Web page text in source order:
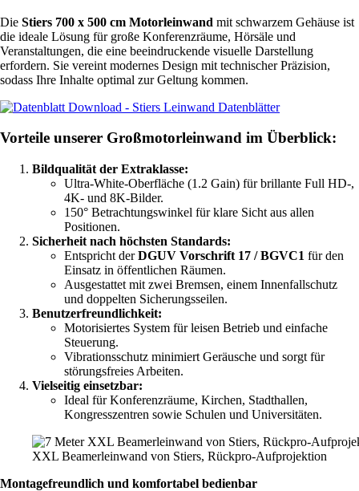
Die Stiers 700 x 500 cm Motorleinwand mit schwarzem Gehäuse ist
die ideale Lösung für große Konferenzräume, Hörsäle und
Veranstaltungen, die eine beeindruckende visuelle Darstellung
erfordern. Sie vereint modernes Design mit technischer Präzision,
sodass Ihre Inhalte optimal zur Geltung kommen.
Vorteile unserer Großmotorleinwand im Überblick:
Bildqualität der Extraklasse:
Ultra-White-Oberfläche (1.2 Gain) für brillante Full HD-,
4K- und 8K-Bilder.
150° Betrachtungswinkel für klare Sicht aus allen
Positionen.
Sicherheit nach höchsten Standards:
Entspricht derDGUV Vorschrift 17 / BGVC1 für den
Einsatz in öffentlichen Räumen.
Ausgestattet mit zwei Bremsen, einem Innenfallschutz
und doppelten Sicherungsseilen.
Benutzerfreundlichkeit:
Motorisiertes System für leisen Betrieb und einfache
Steuerung.
Vibrationsschutz minimiert Geräusche und sorgt für
störungsfreies Arbeiten.
Vielseitig einsetzbar:
Ideal für Konferenzräume, Kirchen, Stadthallen,
Kongresszentren sowie Schulen und Universitäten.
XXL Beamerleinwand von Stiers, Rückpro-Aufprojektion
Montagefreundlich und komfortabel bedienbar